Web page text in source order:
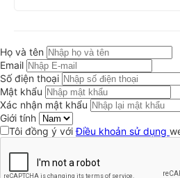
Họ và tên
Email
Số điện thoại
Mật khẩu
Xác nhận mật khẩu
Giới tính
Tôi đồng ý vớiĐiều khoản sử dụng